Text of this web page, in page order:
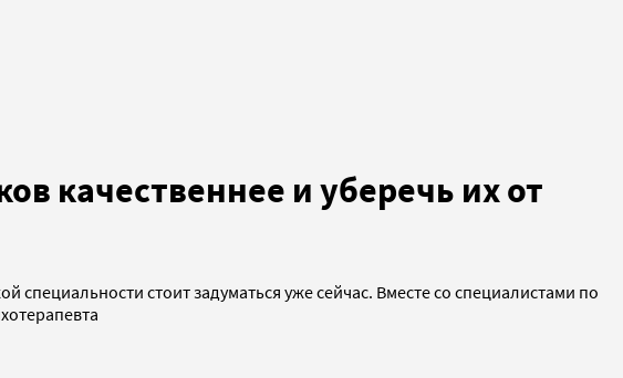
качественнее и уберечь их от
специальности стоит задуматься уже сейчас. Вместе со специалистами по